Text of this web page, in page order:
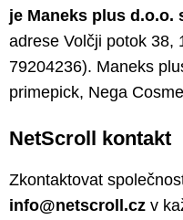
je Maneks plus
adrese Volčji potok 38,
79204236). Maneks
primepick, Nega
NetScroll kontakt
Zkontaktovat
info@netscroll.cz v